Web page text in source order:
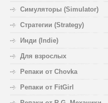
Симуляторы (Simulator)
Стратегии (Strategy)
Инди (Indie)
Для взрослых
Репаки от Chovka
Репаки от FitGirl